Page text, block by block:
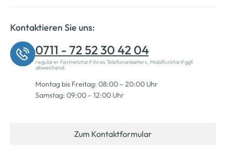
Kontaktieren Sie uns:
0711 - 72 52 30 42 04
regulärer Festnetztarif Ihres Telefonanbieters, Mobilfunktarif ggf.
abweichend.
Montag bis Freitag: 08:00 – 20:00 Uhr
Samstag: 09:00 – 12:00 Uhr
Zum Kontaktformular